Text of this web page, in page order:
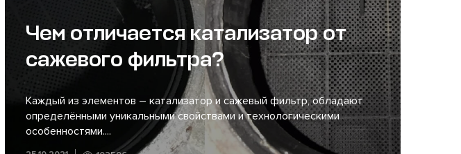
Чем отличается катализатор от
сажевого фильтра?
Каждый из элементов – катализатор и сажевый фильтр, обладают
определёнными уникальными свойствами и технологическими
особенностями....